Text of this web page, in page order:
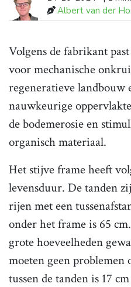
Albert van der
Volgens de fabrikant
voor mechanische
regeneratieve landbouw
nauwkeurige
de bodemerosie en
organisch materiaal.
Het stijve frame heeft
levensduur. De tanden
rijen met een
onder het frame is 65
grote hoeveelheden
moeten geen problemen
tussen de tanden is 17